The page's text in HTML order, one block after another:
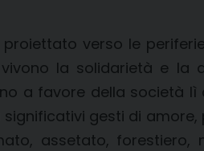
verso le
la solidarietà e la
a favore della società
gesti di
assetato,